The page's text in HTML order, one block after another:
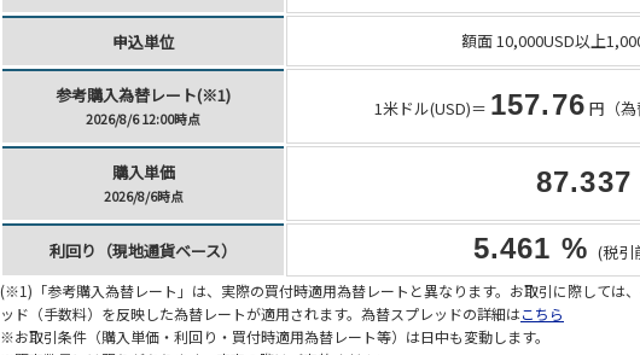
申込単位 額面 10,000USD以上
参考購入為替レート(※1)
2026/8/6 12:00時点 1米ドル(USD)＝ 157.76 円（為
購入単価
2026/8/6時点 87.337
利回り（現地通貨ベース） 5.461 %(税引
(※1)「参考購入為替レート」は、実際の買付時適用為替レートと異なります。お取引に際しては
ッド（手数料）を反映した為替レートが適用されます。為替スプレッドの詳細はこちら
※お取引条件（購入単価・利回り・買付時適用為替レート等）は日中も変動します。